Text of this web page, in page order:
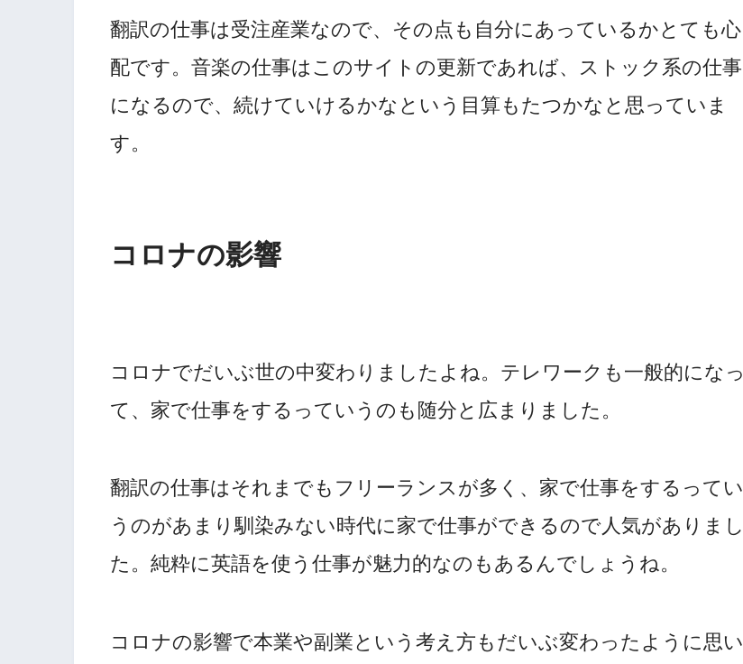
翻訳の仕事は受注産業なので、その点も自分にあっているかとても心
配です。音楽の仕事はこのサイトの更新であれば、ストック系の仕事
になるので、続けていけるかなという目算もたつかなと思っていま
す。
コロナの影響
コロナでだいぶ世の中変わりましたよね。テレワークも一般的になっ
て、家で仕事をするっていうのも随分と広まりました。
翻訳の仕事はそれまでもフリーランスが多く、家で仕事をするってい
うのがあまり馴染みない時代に家で仕事ができるので人気がありまし
た。純粋に英語を使う仕事が魅力的なのもあるんでしょうね。
コロナの影響で本業や副業という考え方もだいぶ変わったように思い